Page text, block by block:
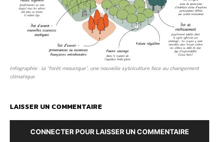
Infographie : la “forêt mosaïque”, une nouvelle sylviculture face au changement
climatique
LAISSER UN COMMENTAIRE
CONNECTER POUR LAISSER UN COMMENTAIRE